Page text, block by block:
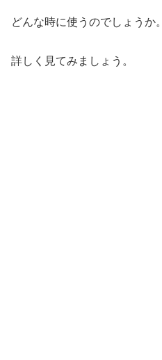
どんな時に使うのでしょうか。
詳しく見てみましょう。